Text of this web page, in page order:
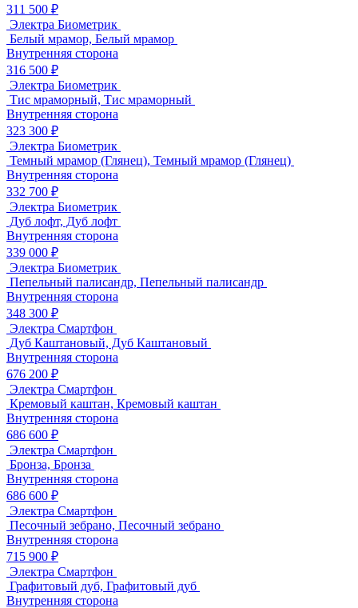
311 500 ₽
Электра Биометрик
Белый мрамор, Белый мрамор
Внутренняя сторона
316 500 ₽
Электра Биометрик
Тис мраморный, Тис мраморный
Внутренняя сторона
323 300 ₽
Электра Биометрик
Темный мрамор (Глянец), Темный мрамор (Глянец)
Внутренняя сторона
332 700 ₽
Электра Биометрик
Дуб лофт, Дуб лофт
Внутренняя сторона
339 000 ₽
Электра Биометрик
Пепельный палисандр, Пепельный палисандр
Внутренняя сторона
348 300 ₽
Электра Смартфон
Дуб Каштановый, Дуб Каштановый
Внутренняя сторона
676 200 ₽
Электра Смартфон
Кремовый каштан, Кремовый каштан
Внутренняя сторона
686 600 ₽
Электра Смартфон
Бронза, Бронза
Внутренняя сторона
686 600 ₽
Электра Смартфон
Песочный зебрано, Песочный зебрано
Внутренняя сторона
715 900 ₽
Электра Смартфон
Графитовый дуб, Графитовый дуб
Внутренняя сторона